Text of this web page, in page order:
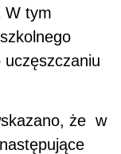
W tym
że w